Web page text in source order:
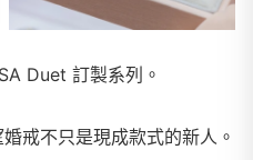
Duet 訂製系列。
戒不只是現成款式的新人。